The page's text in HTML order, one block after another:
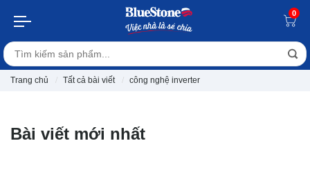
0
Trang chủ Tất cả bài viết công nghệ inverter
Bài viết mới nhất